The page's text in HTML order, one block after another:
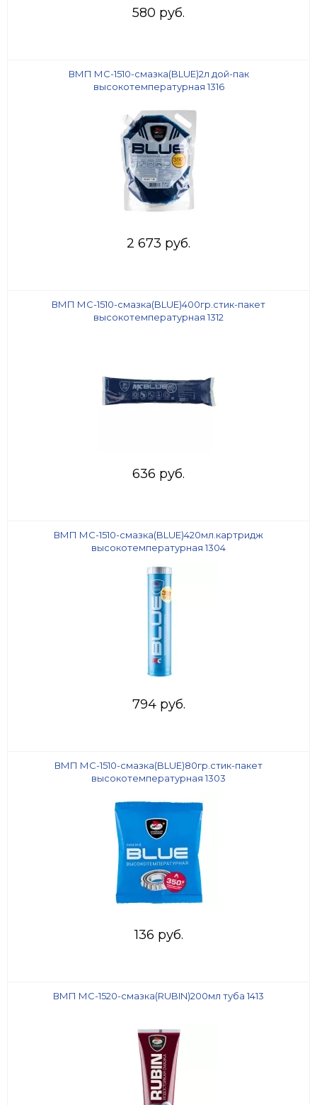
580 руб.
ВМП МС-1510-смазка(BLUE)2л дой-пак
высокотемпературная 1316
2 673 руб.
ВМП МС-1510-смазка(BLUE)400гр.стик-пакет
высокотемпературная 1312
636 руб.
ВМП МС-1510-смазка(BLUE)420мл.картридж
высокотемпературная 1304
794 руб.
ВМП МС-1510-смазка(BLUE)80гр.стик-пакет
высокотемпературная 1303
136 руб.
ВМП МС-1520-смазка(RUBIN)200мл туба 1413